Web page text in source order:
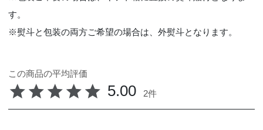
す。
※熨斗と包装の両方ご希望の場合は、外熨斗となります。
5.00 2